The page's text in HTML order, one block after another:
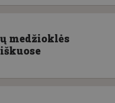
medžioklės